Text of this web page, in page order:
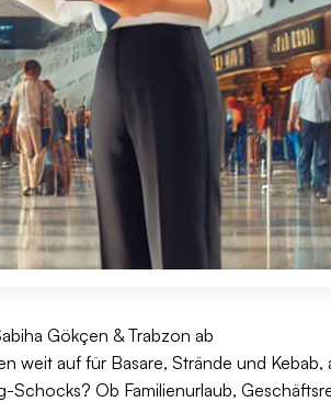
Gökçen & Trabzon ab
weit auf für Basare, Strände und
Ob Familienurlaub,